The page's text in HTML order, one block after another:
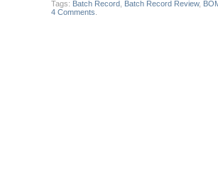
Tags: Batch Record, Batch Record Review,
4 Comments